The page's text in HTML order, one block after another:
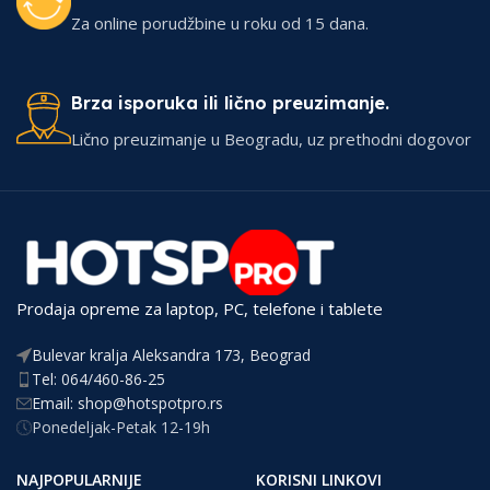
Za online porudžbine u roku od 15 dana.
Brza isporuka ili lično preuzimanje.
Lično preuzimanje u Beogradu, uz prethodni dogovor
Prodaja opreme za laptop, PC, telefone i tablete
Bulevar kralja Aleksandra 173, Beograd
Tel: 064/460-86-25
Email: shop@hotspotpro.rs
Ponedeljak-Petak 12-19h
NAJPOPULARNIJE
KORISNI LINKOVI